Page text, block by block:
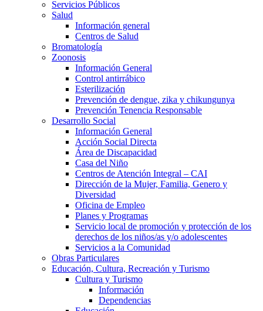
Servicios Públicos
Salud
Información general
Centros de Salud
Bromatología
Zoonosis
Información General
Control antirrábico
Esterilización
Prevención de dengue, zika y chikungunya
Prevención Tenencia Responsable
Desarrollo Social
Información General
Acción Social Directa
Área de Discapacidad
Casa del Niño
Centros de Atención Integral – CAI
Dirección de la Mujer, Familia, Genero y
Diversidad
Oficina de Empleo
Planes y Programas
Servicio local de promoción y protección de los
derechos de los niños/as y/o adolescentes
Servicios a la Comunidad
Obras Particulares
Educación, Cultura, Recreación y Turismo
Cultura y Turismo
Información
Dependencias